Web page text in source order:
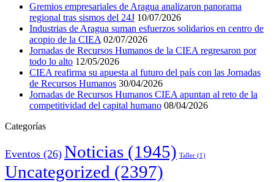
Gremios empresariales de Aragua analizaron panorama
regional tras sismos del 24J 10/07/2026
Industrias de Aragua suman esfuerzos solidarios en centro de
acopio de la CIEA 02/07/2026
Jornadas de Recursos Humanos de la CIEA regresaron por
todo lo alto 12/05/2026
CIEA reafirma su apuesta al futuro del país con las Jornadas
de Recursos Humanos 30/04/2026
Jornadas de Recursos Humanos CIEA apuntan al reto de la
competitividad del capital humano 08/04/2026
Categorías
Eventos (26) Noticias (1945) Taller (1)
Uncategorized (2397)